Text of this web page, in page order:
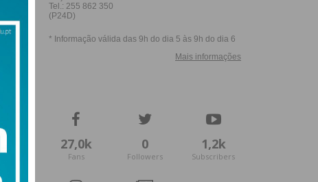
27,0k
Fans
0
Followers
1,2k
Subscribers